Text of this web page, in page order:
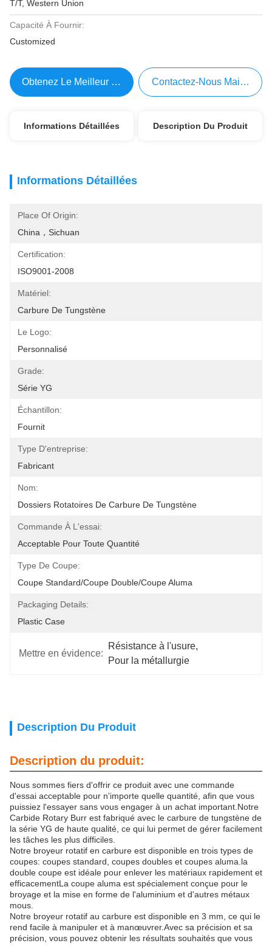
T/T, Western Union
Capacité À Fournir:
Customized
Obtenez Le Meilleur Prix Contactez-Nous Maintenant
Informations Détaillées Description Du Produit
Informations Détaillées
Place Of Origin:
China，Sichuan
Certification:
ISO9001-2008
Matériel:
Carbure De Tungstène
Le Logo:
Personnalisé
Grade:
Série YG
Échantillon:
Fournit
Type D'entreprise:
Fabricant
Nom:
Dossiers Rotatoires De Carbure De Tungstène
Commande À L'essai:
Acceptable Pour Toute Quantité
Type De Coupe:
Coupe Standard/coupe Double/coupe Aluma
Packaging Details:
Plastic Case
Mettre en évidence:
Résistance à l'usure,
Pour la métallurgie
Description Du Produit
Description du produit:
Nous sommes fiers d'offrir ce produit avec une commande
d'essai acceptable pour n'importe quelle quantité, afin que vous
puissiez l'essayer sans vous engager à un achat important.Notre
Carbide Rotary Burr est fabriqué avec le carbure de tungstène de
la série YG de haute qualité, ce qui lui permet de gérer facilement
les tâches les plus difficiles.
Notre broyeur rotatif en carbure est disponible en trois types de
coupes: coupes standard, coupes doubles et coupes aluma.la
double coupe est idéale pour enlever les matériaux rapidement et
efficacementLa coupe aluma est spécialement conçue pour le
broyage et la mise en forme de l'aluminium et d'autres métaux
mous.
Notre broyeur rotatif au carbure est disponible en 3 mm, ce qui le
rend facile à manipuler et à manœuvrer.Avec sa précision et sa
précision, vous pouvez obtenir les résultats souhaités que vous